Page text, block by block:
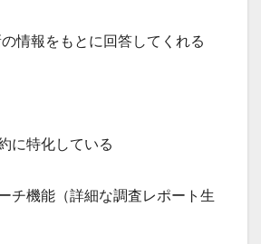
情報をもとに回答してくれる
に特化している
チ機能（詳細な調査レポート生